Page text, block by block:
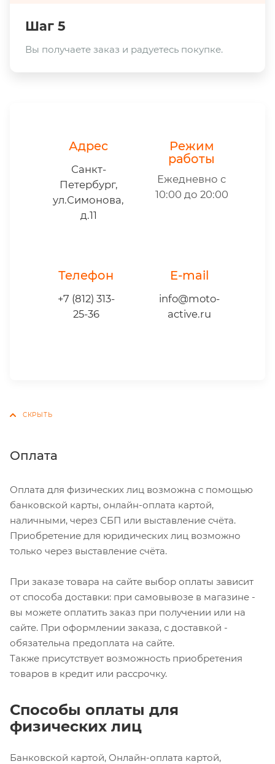
Шаг 5
Вы получаете заказ и радуетесь покупке.
Адрес
Санкт-
Петербург,
ул.Симонова,
д.11
Режим
работы
Ежедневно с
10:00 до 20:00
Телефон
+7 (812) 313-
25-36
E-mail
info@moto-
active.ru
Оплата
Оплата для физических лиц возможна с помощью
банковской карты, онлайн-оплата картой,
наличными, через СБП или выставление счёта.
Приобретение для юридических лиц возможно
только через выставление счёта.
При заказе товара на сайте выбор оплаты зависит
от способа доставки: при самовывозе в магазине -
вы можете оплатить заказ при получении или на
сайте. При оформлении заказа, с доставкой -
обязательна предоплата на сайте.
Также присутствует возможность приобретения
товаров в кредит или рассрочку.
Способы оплаты для
физических лиц
Банковской картой, Онлайн-оплата картой,